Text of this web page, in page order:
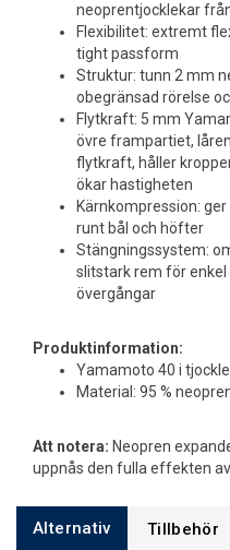
neoprentjocklekar
Flexibilitet: extremt
tight passform
Struktur: tunn 2 mm
obegränsad rörelse
Flytkraft: 5 mm
övre frampartiet,
flytkraft, håller
ökar hastigheten
Kärnkompression:
runt bål och höfter
Stängningssystem:
slitstark rem för enkel
övergångar
Produktinformation:
Yamamoto 40 i
Material: 95 %
Att notera: Neopren
uppnås den fulla effekten
Alternativ Tillbehör